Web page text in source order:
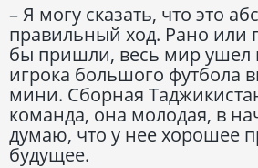
– Я могу сказать, что это
правильный ход. Рано или
бы пришли, весь мир ушел
игрока большого футбола
мини. Сборная
команда, она молодая, в
думаю, что у нее хорошее
будущее.